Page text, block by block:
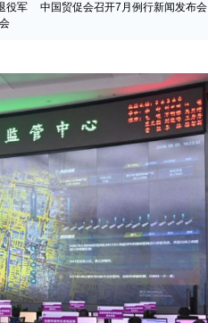
役军
中国贸促会召开7月例行新闻发布会